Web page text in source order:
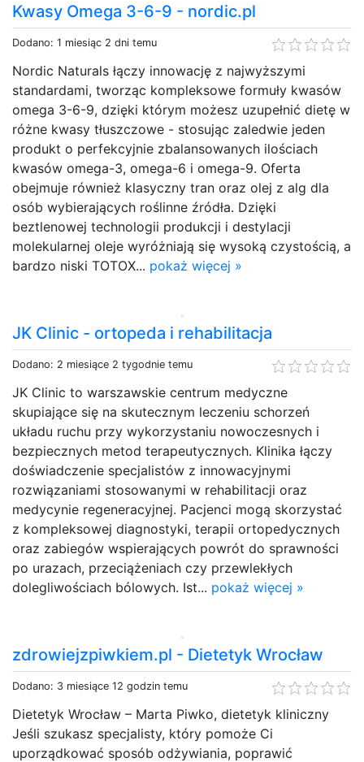
Kwasy Omega 3-6-9 - nordic.pl
Dodano: 1 miesiąc 2 dni temu
Nordic Naturals łączy innowację z najwyższymi
standardami, tworząc kompleksowe formuły kwasów
omega 3-6-9, dzięki którym możesz uzupełnić dietę w
różne kwasy tłuszczowe - stosując zaledwie jeden
produkt o perfekcyjnie zbalansowanych ilościach
kwasów omega-3, omega-6 i omega-9. Oferta
obejmuje również klasyczny tran oraz olej z alg dla
osób wybierających roślinne źródła. Dzięki
beztlenowej technologii produkcji i destylacji
molekularnej oleje wyróżniają się wysoką czystością, a
bardzo niski TOTOX... pokaż więcej »
JK Clinic - ortopeda i rehabilitacja
Dodano: 2 miesiące 2 tygodnie temu
JK Clinic to warszawskie centrum medyczne
skupiające się na skutecznym leczeniu schorzeń
układu ruchu przy wykorzystaniu nowoczesnych i
bezpiecznych metod terapeutycznych. Klinika łączy
doświadczenie specjalistów z innowacyjnymi
rozwiązaniami stosowanymi w rehabilitacji oraz
medycynie regeneracyjnej. Pacjenci mogą skorzystać
z kompleksowej diagnostyki, terapii ortopedycznych
oraz zabiegów wspierających powrót do sprawności
po urazach, przeciążeniach czy przewlekłych
dolegliwościach bólowych. Ist... pokaż więcej »
zdrowiejzpiwkiem.pl - Dietetyk Wrocław
Dodano: 3 miesiące 12 godzin temu
Dietetyk Wrocław – Marta Piwko, dietetyk kliniczny
Jeśli szukasz specjalisty, który pomoże Ci
uporządkować sposób odżywiania, poprawić